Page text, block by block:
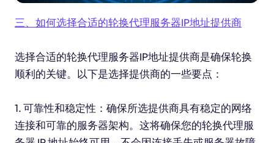
三、如何选择合适的轮换代理服务器IP地址提供商
选择合适的轮换代理服务器IP地址提供商是确保轮换
顺利的关键。以下是选择提供商的一些要点：
1. 可靠性和稳定性：确保所选提供商具有稳定的网络
连接和可靠的服务器架构。这将确保您的轮换代理服